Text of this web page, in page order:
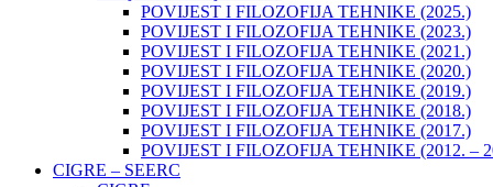
POVIJEST I FILOZOFIJA TEHNIKE (2025.)
POVIJEST I FILOZOFIJA TEHNIKE (2023.)
POVIJEST I FILOZOFIJA TEHNIKE (2021.)
POVIJEST I FILOZOFIJA TEHNIKE (2020.)
POVIJEST I FILOZOFIJA TEHNIKE (2019.)
POVIJEST I FILOZOFIJA TEHNIKE (2018.)
POVIJEST I FILOZOFIJA TEHNIKE (2017.)
POVIJEST I FILOZOFIJA TEHNIKE (2012. –
CIGRE – SEERC